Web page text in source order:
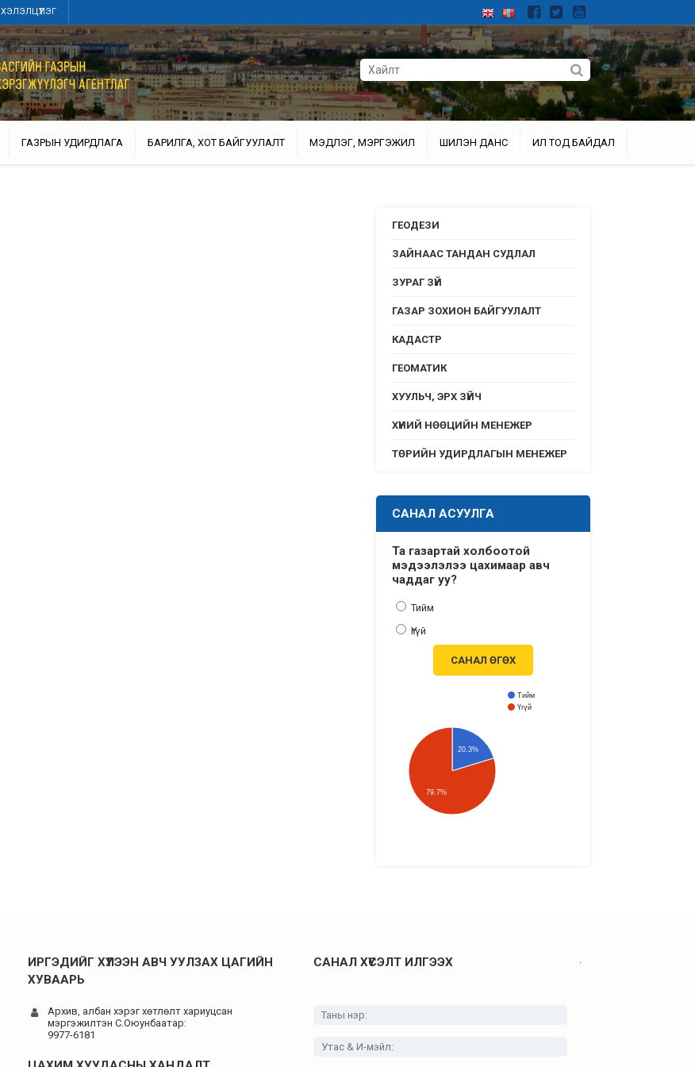
ХЭЛЭЛЦҮҮЛЭГ
ГАЗРЫН УДИРДЛАГА БАРИЛГА, ХОТ БАЙГУУЛАЛТ МЭДЛЭГ, МЭРГЭЖИЛ ШИЛЭН ДАНС ИЛ ТОД БАЙДАЛ
ГЕОДЕЗИ
ЗАЙНААС ТАНДАН СУДЛАЛ
ЗУРАГ ЗҮЙ
ГАЗАР ЗОХИОН БАЙГУУЛАЛТ
КАДАСТР
ГЕОМАТИК
ХУУЛЬЧ, ЭРХ ЗҮЙЧ
ХҮНИЙ НӨӨЦИЙН МЕНЕЖЕР
ТӨРИЙН УДИРДЛАГЫН МЕНЕЖЕР
САНАЛ АСУУЛГА
Та газартай холбоотой
мэдээлэлээ цахимаар авч
чаддаг уу?
Тийм
Үгүй
САНАЛ ӨГӨХ
Тийм
Үгүй
20.3%
79.7%
ИРГЭДИЙГ ХҮЛЭЭН АВЧ УУЛЗАХ ЦАГИЙН
ХУВААРЬ
Архив, албан хэрэг хөтлөлт хариуцсан
мэргэжилтэн C.Оюунбаатар:
9977-6181
САНАЛ ХҮСЭЛТ ИЛГЭЭХ .